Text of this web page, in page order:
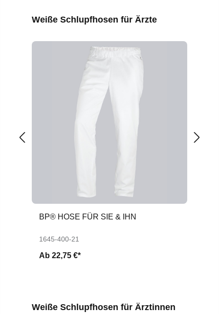
Produktgalerie überspringen
Weiße Schlupfhosen für Ärzte
BP® HOSE FÜR SIE & IHN
1645-400-21
Ab 22,75 €*
Produktgalerie überspringen
Weiße Schlupfhosen für Ärztinnen